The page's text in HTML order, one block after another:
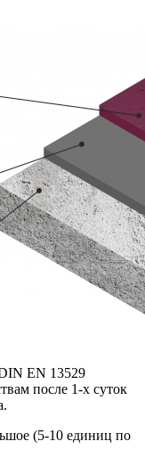
EN 13529
после 1-х суток
(5-10 единиц по